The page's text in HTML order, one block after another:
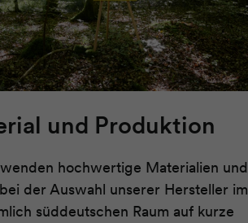
und Produktion
hochwertige Materialien und
der Auswahl unserer Hersteller im
süddeutschen Raum auf kurze